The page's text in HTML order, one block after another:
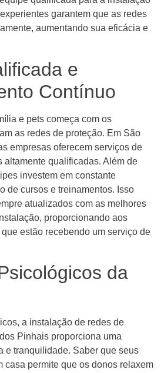
garantem que as redes
aumentando sua eficácia e
e
Contínuo
e pets começa com os
as redes de proteção. Em São
empresas oferecem serviços de
altamente qualificadas. Além de
investem em constante
de cursos e treinamentos. Isso
atualizados com as melhores
proporcionando aos
estão recebendo um serviço de
da
a instalação de redes de
Pinhais proporciona uma
e tranquilidade. Saber que seus
casa permite que os donos relaxem